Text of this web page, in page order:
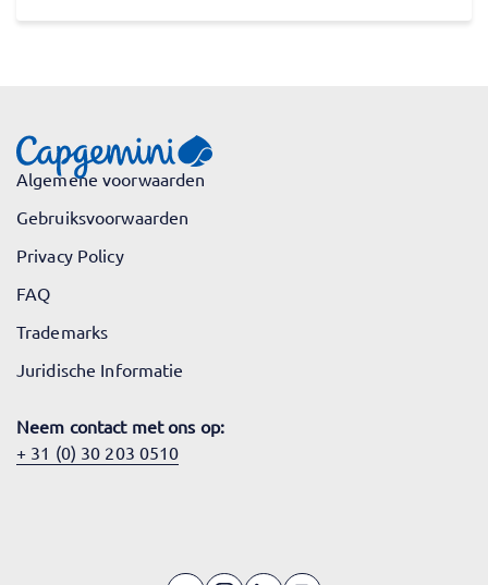
Algemene voorwaarden
Gebruiksvoorwaarden
Privacy Policy
FAQ
Trademarks
Juridische Informatie
Neem contact met ons op:
+ 31 (0) 30 203 0510